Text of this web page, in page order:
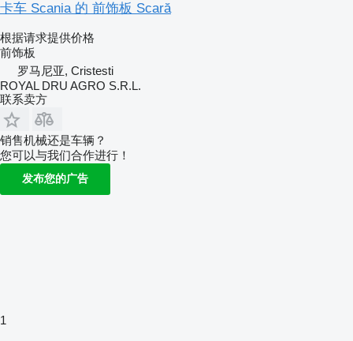
卡车 Scania 的 前饰板 Scară
根据请求提供价格
前饰板
罗马尼亚, Cristesti
ROYAL DRU AGRO S.R.L.
联系卖方
销售机械还是车辆？
您可以与我们合作进行！
发布您的广告
1